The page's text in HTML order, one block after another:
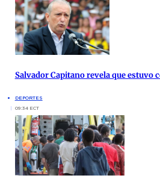
Salvador Capitano revela que estuvo
DEPORTES
09:34 ECT